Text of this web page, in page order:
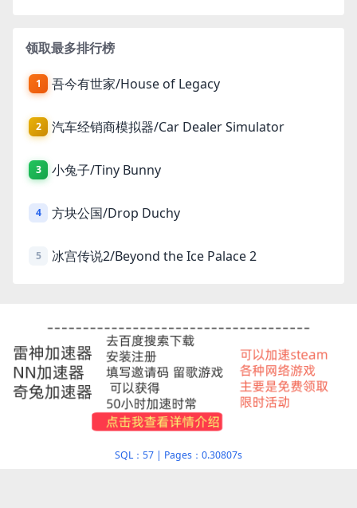
领取最多排行榜
1 吾今有世家/House of Legacy
2 汽车经销商模拟器/Car Dealer Simulator
3 小兔子/Tiny Bunny
4 方块公国/Drop Duchy
5 冰宫传说2/Beyond the Ice Palace 2
SQL：57 | Pages：0.30807s